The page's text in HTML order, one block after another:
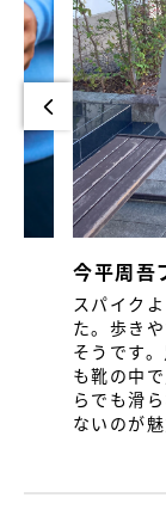
今平周吾
スパイク
た。歩き
そうです
も靴の中
らでも滑
ないのが